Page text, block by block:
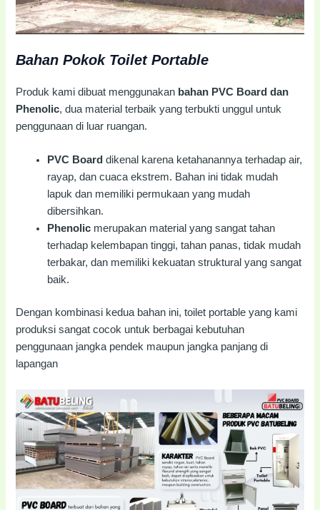
Bahan Pokok Toilet Portable
Produk kami dibuat menggunakan bahan PVC Board dan
Phenolic, dua material terbaik yang terbukti unggul untuk
penggunaan di luar ruangan.
PVC Board dikenal karena ketahanannya terhadap air,
rayap, dan cuaca ekstrem. Bahan ini tidak mudah
lapuk dan memiliki permukaan yang mudah
dibersihkan.
Phenolic merupakan material yang sangat tahan
terhadap kelembapan tinggi, tahan panas, tidak mudah
terbakar, dan memiliki kekuatan struktural yang sangat
baik.
Dengan kombinasi kedua bahan ini, toilet portable yang kami
produksi sangat cocok untuk berbagai kebutuhan
penggunaan jangka pendek maupun jangka panjang di
lapangan